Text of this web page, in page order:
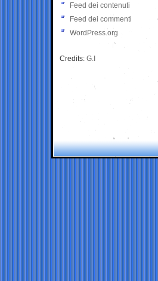
Feed dei contenuti
Feed dei commenti
WordPress.org
Credits: G.I